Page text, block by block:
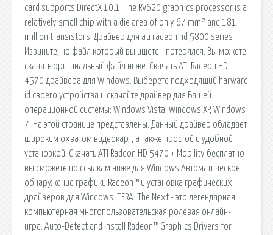
card supports DirectX 10.1. The RV620 graphics processor is a
relatively small chip with a die area of only 67 mm² and 181
million transistors. Драйвер для ati radeon hd 5800 series
Извините, но файл который вы ищете - потерялся. Вы можете
скачать оригинальный файл ниже. Скачать ATI Radeon HD
4570 драйвера для Windows. Выберете подходящий harware
id своего устройства и скачайте драйвер для Вашей
операционной системы: Windows Vista, Windows XP, Windows
7. На этой странице представлены. Данный драйвер обладает
широким охватом видеокарт, а также простой и удобной
установкой. Скачать ATI Radeon HD 5470 + Mobility бесплатно
вы сможете по ссылкам ниже для Windows Автоматическое
обнаружение графики Radeon™ и установка графических
драйверов для Windows. TERA: The Next - это легендарная
компьютерная многопользовательская ролевая онлайн-
игра. Auto-Detect and Install Radeon™ Graphics Drivers for